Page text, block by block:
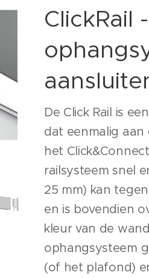
ClickRail
De Click Rail is
dat eenmalig
het
railsysteem snel
25 mm) kan
en is bovendien
kleur van de
ophangsysteem
(of het plafond)